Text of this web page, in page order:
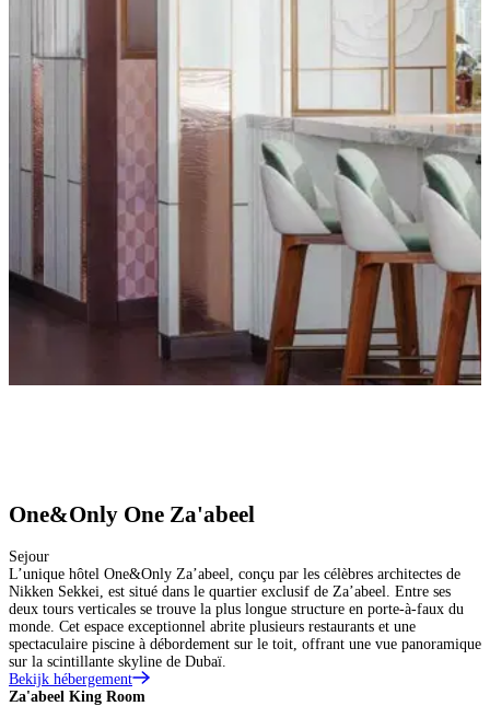
One&Only One Za'abeel
Sejour
L’unique hôtel One&Only Za’abeel, conçu par les célèbres architectes de
Nikken Sekkei, est situé dans le quartier exclusif de Za’abeel. Entre ses
deux tours verticales se trouve la plus longue structure en porte-à-faux du
monde. Cet espace exceptionnel abrite plusieurs restaurants et une
spectaculaire piscine à débordement sur le toit, offrant une vue panoramique
sur la scintillante skyline de Dubaï.
Bekijk hébergement
Za'abeel King Room